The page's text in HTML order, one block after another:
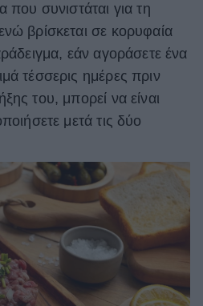
που συνιστάται για τη
βρίσκεται σε κορυφαία
εάν αγοράσετε ένα
τέσσερις ημέρες πριν
του, μπορεί να είναι
μετά τις δύο